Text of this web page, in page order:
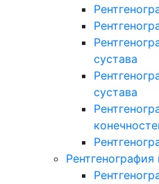
сустава
сустава
Рентгенография